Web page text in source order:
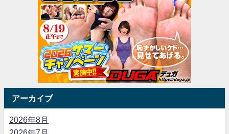
アーカイブ
2026年8月
2026年7月